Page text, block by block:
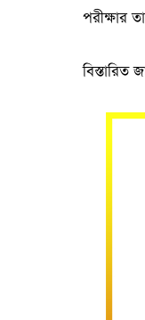
পরীক্ষার
বিস্তারিত